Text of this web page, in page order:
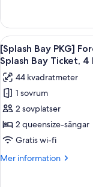
+
Splash
Bay
Ticket,
4
Pax
(Usage:
Check-
in
Day
Only)
Bay
PKG]
Forest
Tower
Deluxe
King
+
Splash
Bay
Ticket,
Pax
(Usage:
Öppna
alla
foton
för
[Splash
Bay
PKG]
Forest
Tower
6
[Splash Bay PKG]
Splash Bay Ticket,
44 kvadratmeter
1 sovrum
2 sovplatser
2 queensize-sängar
Gratis wi-fi
Mer information
Mer